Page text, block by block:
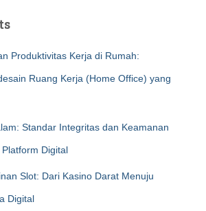
Produktivitas Kerja di Rumah:
Ruang Kerja (Home Office) yang
Standar Integritas dan Keamanan
Digital
Slot: Dari Kasino Darat Menuju
Digital